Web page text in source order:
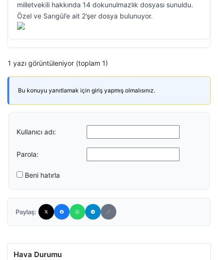
milletvekili hakkında 14 dokunulmazlık dosyası sunuldu.
Özel ve Sarıgül’e ait 2’şer dosya bulunuyor.
1 yazı görüntüleniyor (toplam 1)
Bu konuyu yanıtlamak için giriş yapmış olmalısınız.
Kullanıcı adı:
Parola:
Beni hatırla
Paylaş:
Hava Durumu